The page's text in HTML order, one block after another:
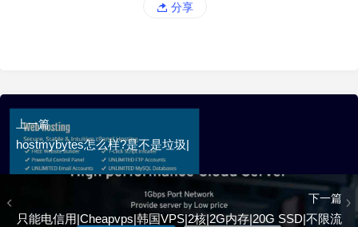
分享
上一篇
hostmybytes怎么样?是不是垃圾|
下一篇
只能电信用|Cheapvps|韩国VPS|2核|2G内存|20G SSD|不限流